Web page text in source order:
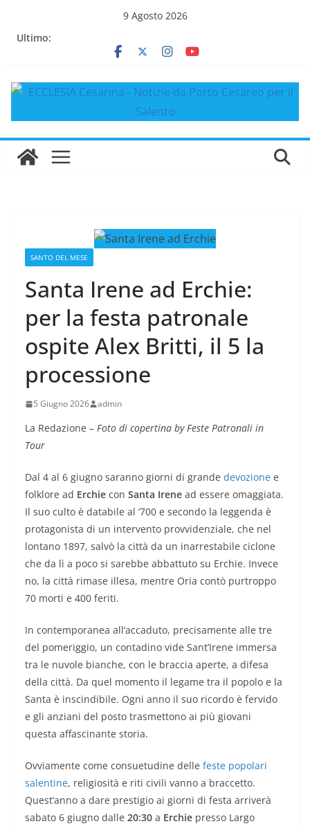
9 Agosto 2026
Ultimo:
SANTO DEL MESE
Santa Irene ad Erchie:
per la festa patronale
ospite Alex Britti, il 5 la
processione
5 Giugno 2026 admin
La Redazione – Foto di copertina by Feste Patronali in
Tour
Dal 4 al 6 giugno saranno giorni di grande devozione e
folklore ad Erchie con Santa Irene ad essere omaggiata.
Il suo culto è databile al ‘700 e secondo la leggenda è
protagonista di un intervento provvidenziale, che nel
lontano 1897, salvò la città da un inarrestabile ciclone
che da lì a poco si sarebbe abbattuto su Erchie. Invece
no, la città rimase illesa, mentre Oria contò purtroppo
70 morti e 400 feriti.
In contemporanea all’accaduto, precisamente alle tre
del pomeriggio, un contadino vide Sant’Irene immersa
tra le nuvole bianche, con le braccia aperte, a difesa
della città. Da quel momento il legame tra il popolo e la
Santa è inscindibile. Ogni anno il suo ricordo è fervido
e gli anziani del posto trasmettono ai più giovani
questa affascinante storia.
Ovviamente come consuetudine delle feste popolari
salentine, religiosità e riti civili vanno a braccetto.
Quest’anno a dare prestigio ai giorni di festa arriverà
sabato 6 giugno dalle 20:30 a Erchie presso Largo